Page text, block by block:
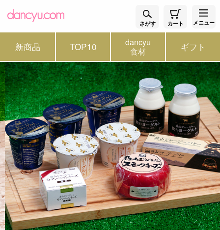
さがす カート メニュー
新商品 TOP10 dancyu
食材 ギフト